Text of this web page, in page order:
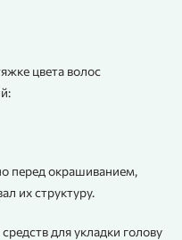
цвета волос
перед окрашиванием,
их структуру.
для укладки голову